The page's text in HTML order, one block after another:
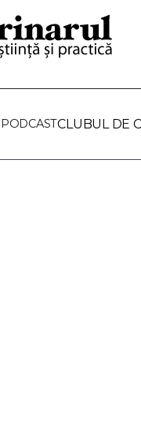
PODCASTCLUBUL DE